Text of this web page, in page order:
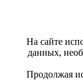
На сайте
данных,
Продолжая